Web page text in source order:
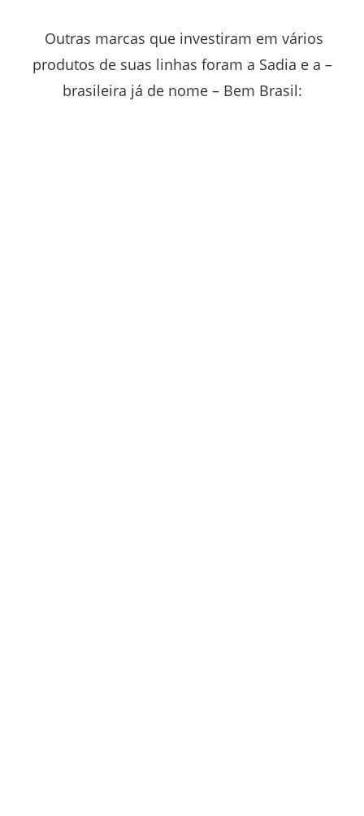
Outras marcas que investiram em vários
produtos de suas linhas foram a Sadia e a –
brasileira já de nome – Bem Brasil: